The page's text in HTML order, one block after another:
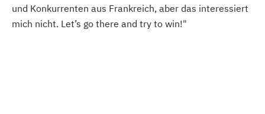
und Konkurrenten aus Frankreich, aber das interessiert
mich nicht. Let’s go there and try to win!"